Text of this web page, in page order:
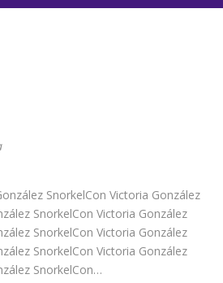
SnorkelCon Victoria González
SnorkelCon Victoria González
SnorkelCon Victoria González
SnorkelCon Victoria González
SnorkelCon…